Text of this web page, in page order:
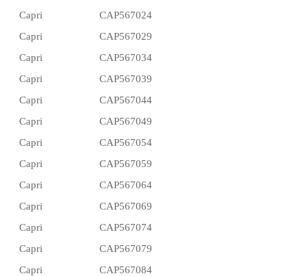
Capri
CAP567024
Capri
CAP567029
Capri
CAP567034
Capri
CAP567039
Capri
CAP567044
Capri
CAP567049
Capri
CAP567054
Capri
CAP567059
Capri
CAP567064
Capri
CAP567069
Capri
CAP567074
Capri
CAP567079
Capri
CAP567084